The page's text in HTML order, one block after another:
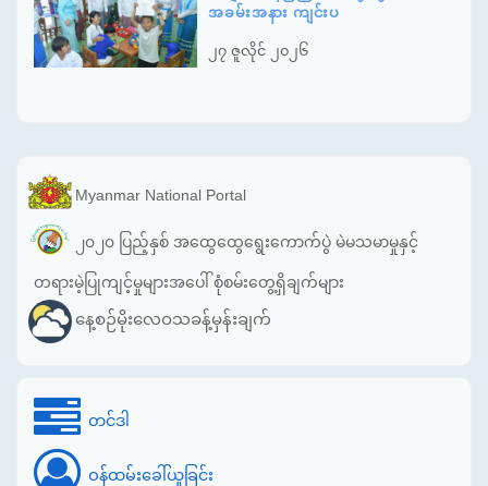
အခမ်းအနား ကျင်းပ
၂၇ ဇူလိုင် ၂၀၂၆
Myanmar National Portal
၂၀၂၀ ပြည့်နှစ် အထွေထွေရွေးကောက်ပွဲ မဲမသမာမှုနှင့်
တရားမဲ့ပြုကျင့်မှုများအပေါ် စုံစမ်းတွေ့ရှိချက်များ
နေ့စဉ်မိုးလေဝသခန့်မှန်းချက်
တင်ဒါ
ဝန်ထမ်းခေါ်ယူခြင်း